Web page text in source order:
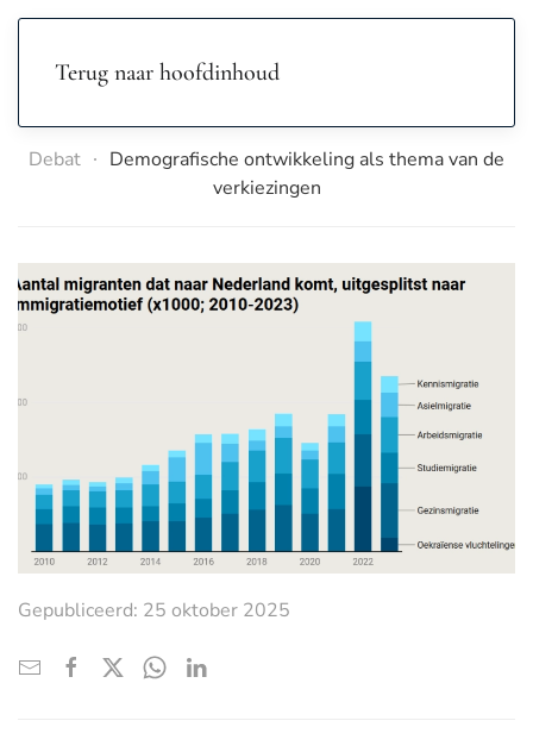
Terug naar hoofdinhoud
Debat
Demografische ontwikkeling als thema van de
verkiezingen
Gepubliceerd: 25 oktober 2025